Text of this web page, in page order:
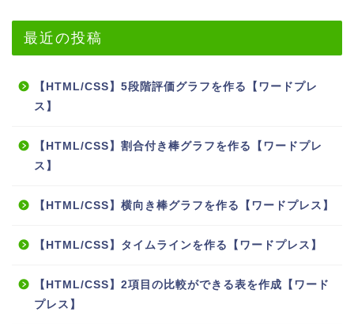
最近の投稿
【HTML/CSS】5段階評価グラフを作る【ワードプレ
ス】
【HTML/CSS】割合付き棒グラフを作る【ワードプレ
ス】
【HTML/CSS】横向き棒グラフを作る【ワードプレス】
【HTML/CSS】タイムラインを作る【ワードプレス】
【HTML/CSS】2項目の比較ができる表を作成【ワード
プレス】